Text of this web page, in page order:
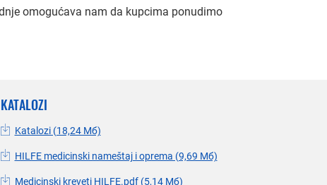
omogućava nam da kupcima ponudimo
KATALOZI
Katalozi (18,24 Мб)
HILFE medicinski nameštaj i oprema (9,69 Мб)
Medicinski kreveti HILFE.pdf (5,14 Мб)